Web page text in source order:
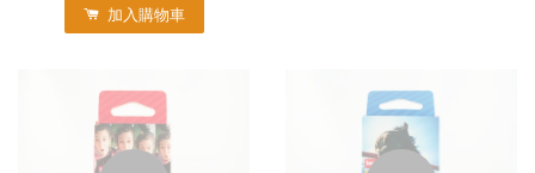
加入購物車